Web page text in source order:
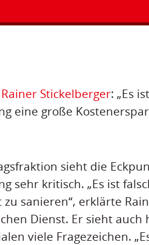
Rainer Stickelberger: „Es
eine große
sieht die
sehr kritisch. „Es ist
sanieren“, erklärte
Dienst. Er sieht
viele Fragezeichen.